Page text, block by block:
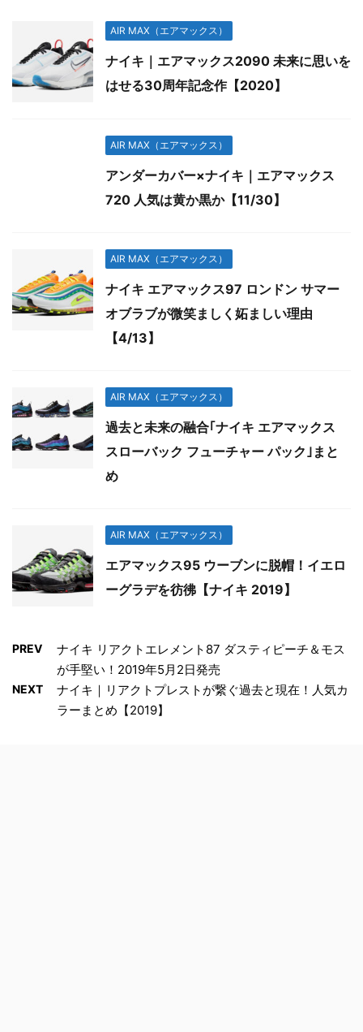
AIR MAX（エアマックス）
ナイキ｜エアマックス2090 未来に思いを
はせる30周年記念作【2020】
AIR MAX（エアマックス）
アンダーカバー×ナイキ｜エアマックス
720 人気は黄か黒か【11/30】
AIR MAX（エアマックス）
ナイキ エアマックス97 ロンドン サマー
オブラブが微笑ましく妬ましい理由
【4/13】
AIR MAX（エアマックス）
過去と未来の融合｢ナイキ エアマックス
スローバック フューチャー パック｣まと
め
AIR MAX（エアマックス）
エアマックス95 ウーブンに脱帽！イエロ
ーグラデを彷彿【ナイキ 2019】
PREV
ナイキ リアクトエレメント87 ダスティピーチ＆モス
が手堅い！2019年5月2日発売
NEXT
ナイキ｜リアクトプレストが繋ぐ過去と現在！人気カ
ラーまとめ【2019】